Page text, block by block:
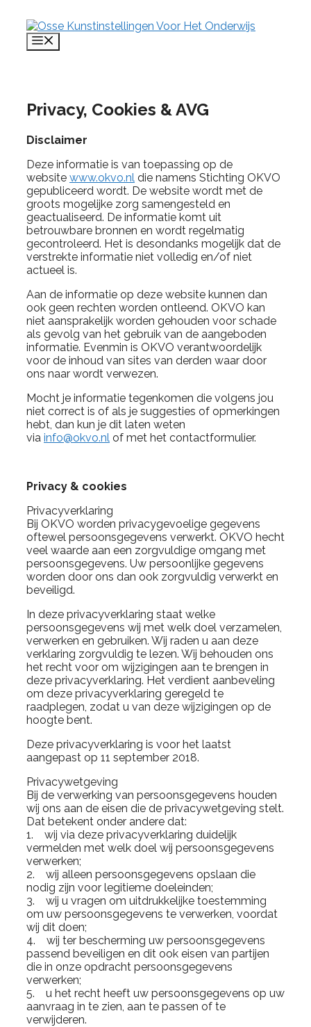
inhoud
Privacy, Cookies & AVG
Disclaimer
Deze informatie is van toepassing op de
website www.okvo.nl die namens Stichting OKVO
gepubliceerd wordt. De website wordt met de
groots mogelijke zorg samengesteld en
geactualiseerd. De informatie komt uit
betrouwbare bronnen en wordt regelmatig
gecontroleerd. Het is desondanks mogelijk dat de
verstrekte informatie niet volledig en/of niet
actueel is.
Aan de informatie op deze website kunnen dan
ook geen rechten worden ontleend. OKVO kan
niet aansprakelijk worden gehouden voor schade
als gevolg van het gebruik van de aangeboden
informatie. Evenmin is OKVO verantwoordelijk
voor de inhoud van sites van derden waar door
ons naar wordt verwezen.
Mocht je informatie tegenkomen die volgens jou
niet correct is of als je suggesties of opmerkingen
hebt, dan kun je dit laten weten
via info@okvo.nl of met het contactformulier.
Privacy & cookies
Privacyverklaring
Bij OKVO worden privacygevoelige gegevens
oftewel persoonsgegevens verwerkt. OKVO hecht
veel waarde aan een zorgvuldige omgang met
persoonsgegevens. Uw persoonlijke gegevens
worden door ons dan ook zorgvuldig verwerkt en
beveiligd.
In deze privacyverklaring staat welke
persoonsgegevens wij met welk doel verzamelen,
verwerken en gebruiken. Wij raden u aan deze
verklaring zorgvuldig te lezen. Wij behouden ons
het recht voor om wijzigingen aan te brengen in
deze privacyverklaring. Het verdient aanbeveling
om deze privacyverklaring geregeld te
raadplegen, zodat u van deze wijzigingen op de
hoogte bent.
Deze privacyverklaring is voor het laatst
aangepast op 11 september 2018.
Privacywetgeving
Bij de verwerking van persoonsgegevens houden
wij ons aan de eisen die de privacywetgeving stelt.
Dat betekent onder andere dat:
1. wij via deze privacyverklaring duidelijk
vermelden met welk doel wij persoonsgegevens
verwerken;
2. wij alleen persoonsgegevens opslaan die
nodig zijn voor legitieme doeleinden;
3. wij u vragen om uitdrukkelijke toestemming
om uw persoonsgegevens te verwerken, voordat
wij dit doen;
4. wij ter bescherming uw persoonsgegevens
passend beveiligen en dit ook eisen van partijen
die in onze opdracht persoonsgegevens
verwerken;
5. u het recht heeft uw persoonsgegevens op uw
aanvraag in te zien, aan te passen of te
verwijderen.